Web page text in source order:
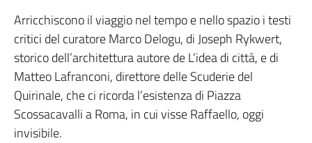
Arricchiscono il viaggio nel tempo e nello spazio i testi
critici del curatore Marco Delogu, di Joseph Rykwert,
storico dell’architettura autore de L’idea di città, e di
Matteo Lafranconi, direttore delle Scuderie del
Quirinale, che ci ricorda l’esistenza di Piazza
Scossacavalli a Roma, in cui visse Raffaello, oggi
invisibile.